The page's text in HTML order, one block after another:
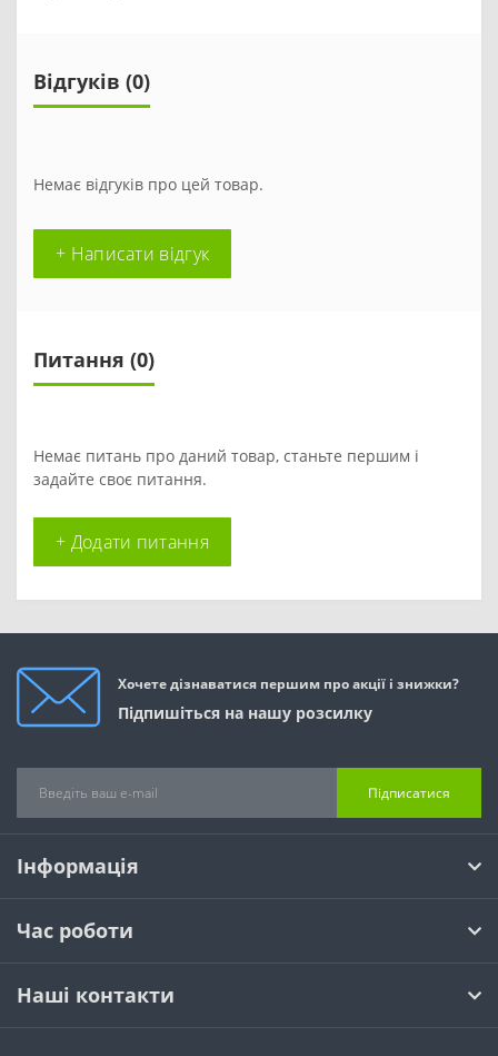
Відгуків (0)
Немає відгуків про цей товар.
+ Написати відгук
Питання (0)
Немає питань про даний товар, станьте першим і
задайте своє питання.
+ Додати питання
Хочете дізнаватися першим про акції і знижки?
Підпишіться на нашу розсилку
Підписатися
Інформація
Час роботи
Наші контакти